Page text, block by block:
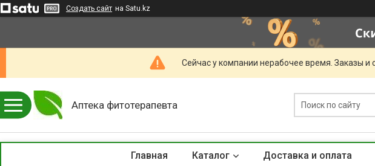
Создать сайт на Satu.kz
Сейчас у компании нерабочее время. Заказы
Аптека фитотерапевта
Главная Каталог Доставка и оплата